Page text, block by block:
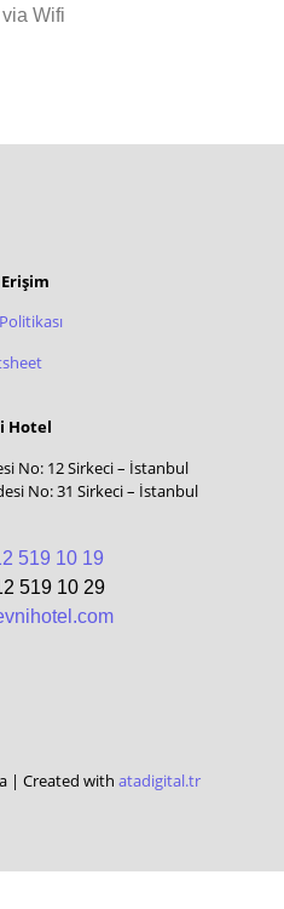
Wifi
Erişim
Hotel
No: 12 Sirkeci – İstanbul
No: 31 Sirkeci – İstanbul
519 10 19
519 10 29
| Created with atadigital.tr